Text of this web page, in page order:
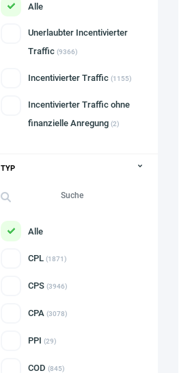
Alle
Unerlaubter Incentivierter
Traffic (9366)
Incentivierter Traffic (1155)
Incentivierter Traffic ohne
finanzielle Anregung (2)
TYP
Alle
CPL (1871)
CPS (3946)
CPA (3078)
PPI (29)
COD (845)